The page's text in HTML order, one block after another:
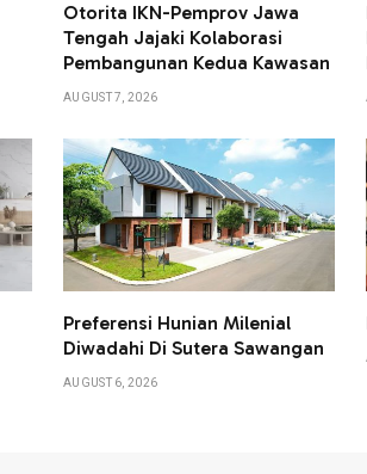
Otorita IKN-Pemprov Jawa
Tengah Jajaki Kolaborasi
Pembangunan Kedua Kawasan
AUGUST 7, 2026
Preferensi Hunian Milenial
Diwadahi Di Sutera Sawangan
AUGUST 6, 2026